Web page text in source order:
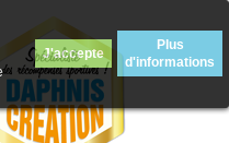
J'accepte
Plus
d'informations